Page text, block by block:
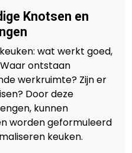
Knotsen en
wat werkt goed,
ontstaan
werkruimte? Zijn er
Door deze
kunnen
worden geformuleerd
keuken.